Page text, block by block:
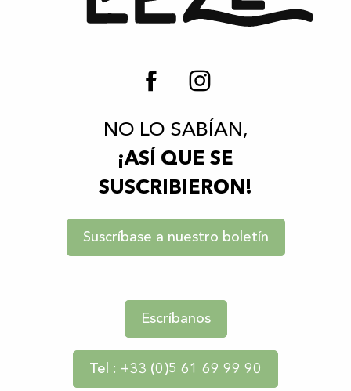
NO LO SABÍAN,
¡ASÍ QUE SE
SUSCRIBIERON!
Suscríbase a nuestro boletín
Escríbanos
Tel : +33 (0)5 61 69 99 90